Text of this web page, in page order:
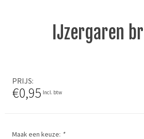
IJzergaren
PRIJS
€0,95 Incl. btw
Maak een keuze: *